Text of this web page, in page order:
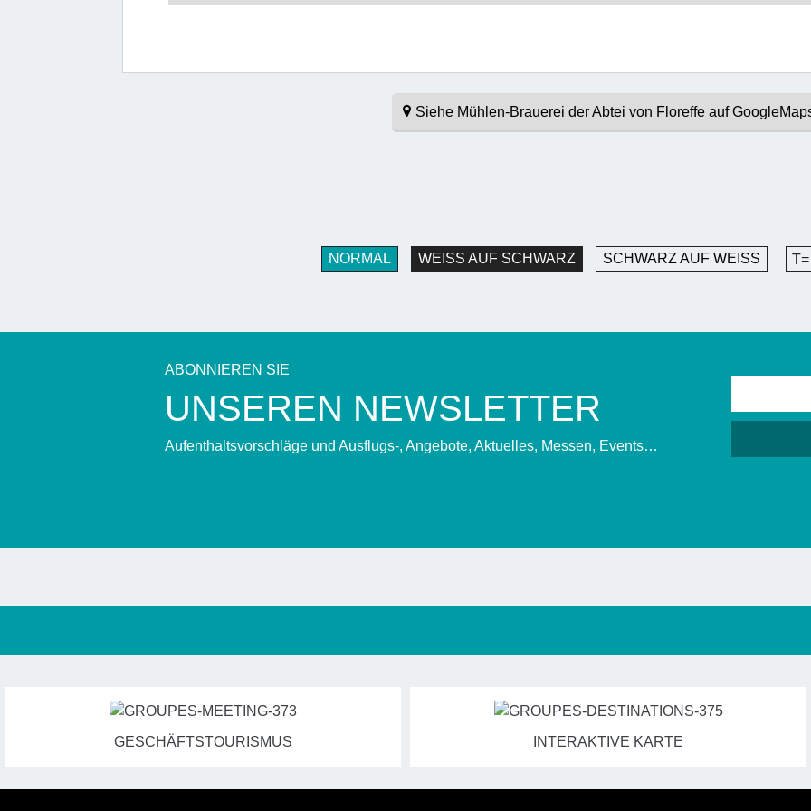
Siehe Mühlen-Brauerei der Abtei von Floreffe auf
NORMAL WEISS AUF SCHWARZ SCHWARZ AUF WEISS T=
ABONNIEREN SIE
UNSEREN NEWSLETTER
Aufenthaltsvorschläge und Ausflugs-, Angebote, Aktuelles, Messen, Events…
GESCHÄFTSTOURISMUS INTERAKTIVE KARTE